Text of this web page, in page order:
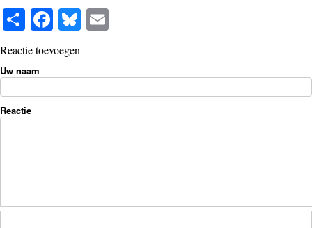
S
ha
re
Fa
ce
bo
ok
Bl
ue
y
Reactie toevoegen
Uw naam
Reactie